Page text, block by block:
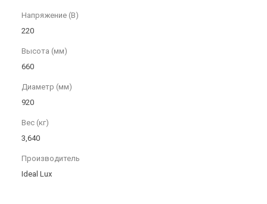
Напряжение (В)
220
Высота (мм)
660
Диаметр (мм)
920
Вес (кг)
3,640
Производитель
Ideal Lux